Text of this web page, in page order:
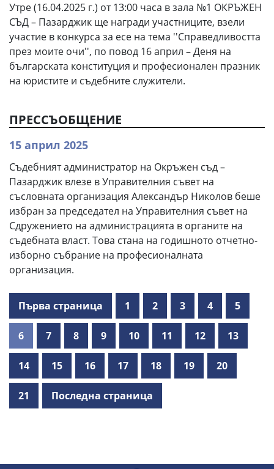
Утре (16.04.2025 г.) от 13:00 часа в зала №1 ОКРЪЖЕН
СЪД – Пазарджик ще награди участниците, взели
участие в конкурса за есе на тема ''Справедливостта
през моите очи'', по повод 16 април – Деня на
българската конституция и професионален празник
на юристите и съдебните служители.
ПРЕССЪОБЩЕНИЕ
15 април 2025
Съдебният администратор на Окръжен съд –
Пазарджик влезе в Управителния съвет на
съсловната организация Александър Николов беше
избран за председател на Управителния съвет на
Сдружението на администрацията в органите на
съдебната власт. Това стана на годишното отчетно-
изборно събрание на професионалната
организация.
Първа страница 1 2 3 4 5
6 7 8 9 10 11 12 13
14 15 16 17 18 19 20
21 Последна страница